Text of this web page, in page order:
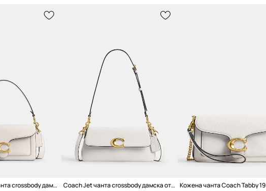
Coach Tabby 26 чанта crossbody дамска от кожа Coach Jet чанта crossbody дамска от кожа Кожена чанта Coach Tabby 19